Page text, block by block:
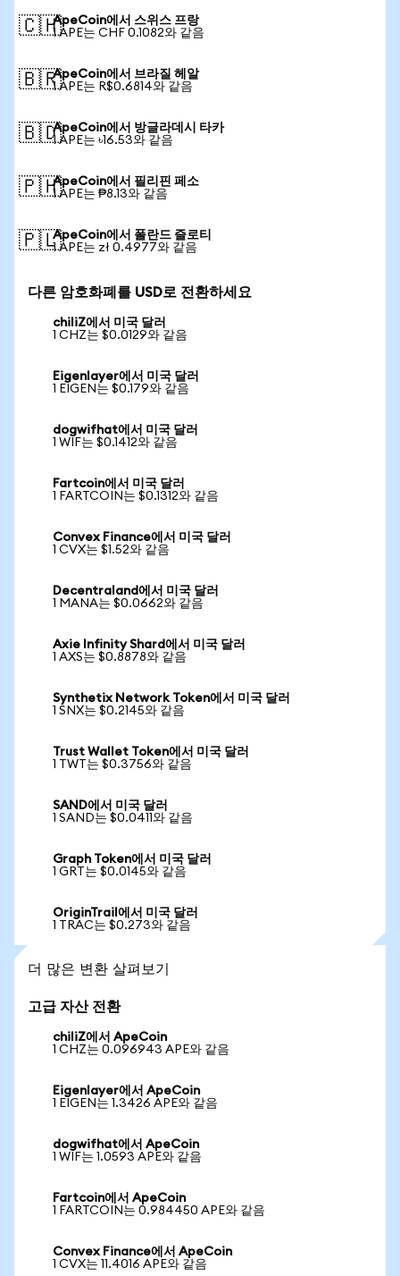
🇨🇭ApeCoin에서 스위스 프랑
1 APE는 CHF 0.1082와 같음
🇧🇷ApeCoin에서 브라질 헤알
1 APE는 R$0.6814와 같음
🇧🇩ApeCoin에서 방글라데시 타카
1 APE는 ৳16.53와 같음
🇵🇭ApeCoin에서 필리핀 페소
1 APE는 ₱8.13와 같음
🇵🇱ApeCoin에서 폴란드 즐로티
1 APE는 zł 0.4977와 같음
다른 암호화폐를 USD로 전환하세요
chiliZ에서 미국 달러
1 CHZ는 $0.0129와 같음
Eigenlayer에서 미국 달러
1 EIGEN는 $0.179와 같음
dogwifhat에서 미국 달러
1 WIF는 $0.1412와 같음
Fartcoin에서 미국 달러
1 FARTCOIN는 $0.1312와 같음
Convex Finance에서 미국 달러
1 CVX는 $1.52와 같음
Decentraland에서 미국 달러
1 MANA는 $0.0662와 같음
Axie Infinity Shard에서 미국 달러
1 AXS는 $0.8878와 같음
Synthetix Network Token에서 미국 달러
1 SNX는 $0.2145와 같음
Trust Wallet Token에서 미국 달러
1 TWT는 $0.3756와 같음
SAND에서 미국 달러
1 SAND는 $0.0411와 같음
Graph Token에서 미국 달러
1 GRT는 $0.0145와 같음
OriginTrail에서 미국 달러
1 TRAC는 $0.273와 같음
더 많은 변환 살펴보기
고급 자산 전환
chiliZ에서 ApeCoin
1 CHZ는 0.096943 APE와 같음
Eigenlayer에서 ApeCoin
1 EIGEN는 1.3426 APE와 같음
dogwifhat에서 ApeCoin
1 WIF는 1.0593 APE와 같음
Fartcoin에서 ApeCoin
1 FARTCOIN는 0.984450 APE와 같음
Convex Finance에서 ApeCoin
1 CVX는 11.4016 APE와 같음